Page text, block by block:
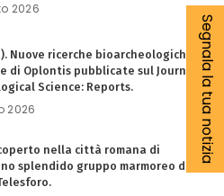
2026
Nuove ricerche bioarcheologiche
di Oplontis pubblicate sul Journal
Science: Reports.
2026
nella città romana di
splendido gruppo marmoreo di
Segnala la tua notizia